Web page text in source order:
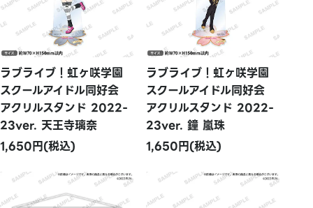
ラブライブ！虹ヶ咲学園
スクールアイドル同好会
アクリルスタンド 2022-
23ver. 天王寺璃奈
1,650円(税込)
ラブライブ！虹ヶ咲学園
スクールアイドル同好会
アクリルスタンド 2022-
23ver. 鐘 嵐珠
1,650円(税込)